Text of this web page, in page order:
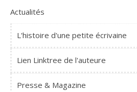
Actualités
L'histoire d'une petite écrivaine
Lien Linktree de l'auteure
Presse & Magazine